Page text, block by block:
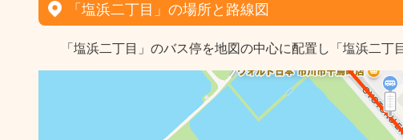
「塩浜二丁目」の場所と路線図
「塩浜二丁目」のバス停を地図の中心に配置し「塩浜二丁